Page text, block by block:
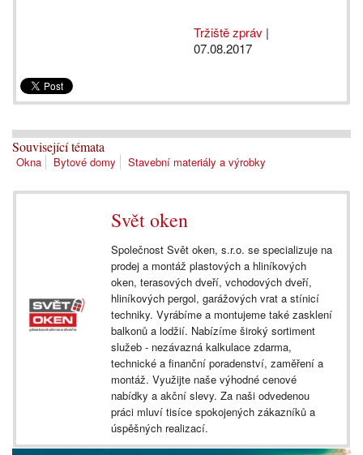
Tržiště zpráv |
07.08.2017
Související témata
Okna Bytové domy Stavební materiály a výrobky
Svět oken
Společnost Svět oken, s.r.o. se specializuje na
prodej a montáž plastových a hliníkových
oken, terasových dveří, vchodových dveří,
hliníkových pergol, garážových vrat a stínicí
techniky. Vyrábíme a montujeme také zasklení
balkonů a lodžií. Nabízíme široký sortiment
služeb - nezávazná kalkulace zdarma,
technické a finanční poradenství, zaměření a
montáž. Využijte naše výhodné cenové
nabídky a akční slevy. Za naši odvedenou
práci mluví tisíce spokojených zákazníků a
úspěšných realizací.